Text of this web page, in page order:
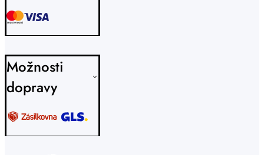
Možnosti
dopravy